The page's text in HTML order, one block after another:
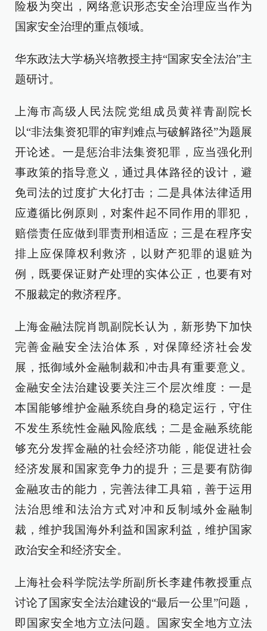
险极为突出，网络意识形态安全治理应当作为
国家安全治理的重点领域。
华东政法大学杨兴培教授主持“国家安全法治”主
题研讨。
上海市高级人民法院党组成员黄祥青副院长
以“非法集资犯罪的审判难点与破解路径”为题展
开论述。一是惩治非法集资犯罪，应当强化刑
事政策的指导意义，通过具体路径的设计，避
免司法的过度扩大化打击；二是具体法律适用
应遵循比例原则，对案件起不同作用的罪犯，
赔偿责任应做到罪责刑相适应；三是在程序安
排上应保障权利救济，以财产犯罪的退赃为
例，既要保证财产处理的实体公正，也要有对
不服裁定的救济程序。
上海金融法院肖凯副院长认为，新形势下加快
完善金融安全法治体系，对保障经济社会发
展，抵御域外金融制裁和冲击具有重要意义。
金融安全法治建设要关注三个层次维度：一是
本国能够维护金融系统自身的稳定运行，守住
不发生系统性金融风险底线；二是金融系统能
够充分发挥金融的社会经济功能，能促进社会
经济发展和国家竞争力的提升；三是要有防御
金融攻击的能力，完善法律工具箱，善于运用
法治思维和法治方式对冲和反制域外金融制
裁，维护我国海外利益和国家利益，维护国家
政治安全和经济安全。
上海社会科学院法学所副所长李建伟教授重点
讨论了国家安全法治建设的“最后一公里”问题，
即国家安全地方立法问题。国家安全地方立法